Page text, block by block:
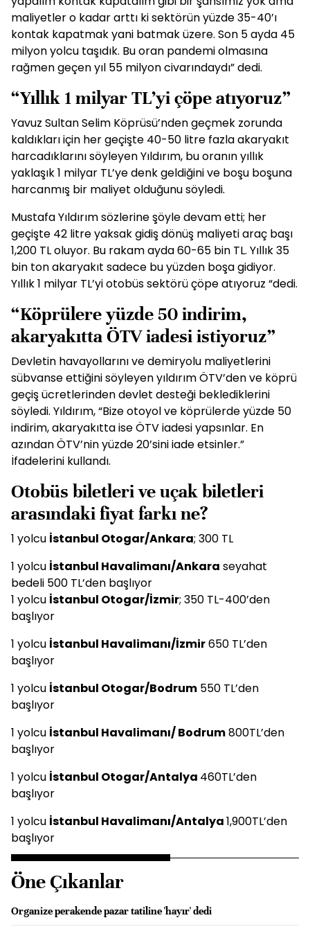
maliyetler o kadar arttı ki sektörün yüzde 35-40’ı
kontak kapatmak yani batmak üzere. Son 5 ayda 45
milyon yolcu taşıdık. Bu oran pandemi olmasına
rağmen geçen yıl 55 milyon civarındaydı” dedi.
“Yıllık 1 milyar TL’yi çöpe atıyoruz”
Yavuz Sultan Selim Köprüsü’nden geçmek zorunda
kaldıkları için her geçişte 40-50 litre fazla akaryakıt
harcadıklarını söyleyen Yıldırım, bu oranın yıllık
yaklaşık 1 milyar TL’ye denk geldiğini ve boşu boşuna
harcanmış bir maliyet olduğunu söyledi.
Mustafa Yıldırım sözlerine şöyle devam etti; her
geçişte 42 litre yaksak gidiş dönüş maliyeti araç başı
1,200 TL oluyor. Bu rakam ayda 60-65 bin TL. Yıllık 35
bin ton akaryakıt sadece bu yüzden boşa gidiyor.
Yıllık 1 milyar TL’yi otobüs sektörü çöpe atıyoruz “dedi.
“Köprülere yüzde 50 indirim,
akaryakıtta ÖTV iadesi istiyoruz”
Devletin havayollarını ve demiryolu maliyetlerini
sübvanse ettiğini söyleyen yıldırım ÖTV’den ve köprü
geçiş ücretlerinden devlet desteği beklediklerini
söyledi. Yıldırım, “Bize otoyol ve köprülerde yüzde 50
indirim, akaryakıtta ise ÖTV iadesi yapsınlar. En
azından ÖTV’nin yüzde 20’sini iade etsinler.”
İfadelerini kullandı.
Otobüs biletleri ve uçak biletleri
arasındaki fiyat farkı ne?
1 yolcu İstanbul Otogar/Ankara; 300 TL
1 yolcu İstanbul Havalimanı/Ankara seyahat
bedeli 500 TL’den başlıyor
1 yolcu İstanbul Otogar/İzmir; 350 TL-400’den
başlıyor
1 yolcu İstanbul Havalimanı/İzmir650 TL’den
başlıyor
1 yolcu İstanbul Otogar/Bodrum 550 TL’den
başlıyor
1 yolcu İstanbul Havalimanı/ Bodrum800TL’den
başlıyor
1 yolcu İstanbul Otogar/Antalya 460TL’den
başlıyor
1 yolcu İstanbul Havalimanı/Antalya1,900TL’den
başlıyor
Öne Çıkanlar
Organize perakende pazar tatiline 'hayır' dedi